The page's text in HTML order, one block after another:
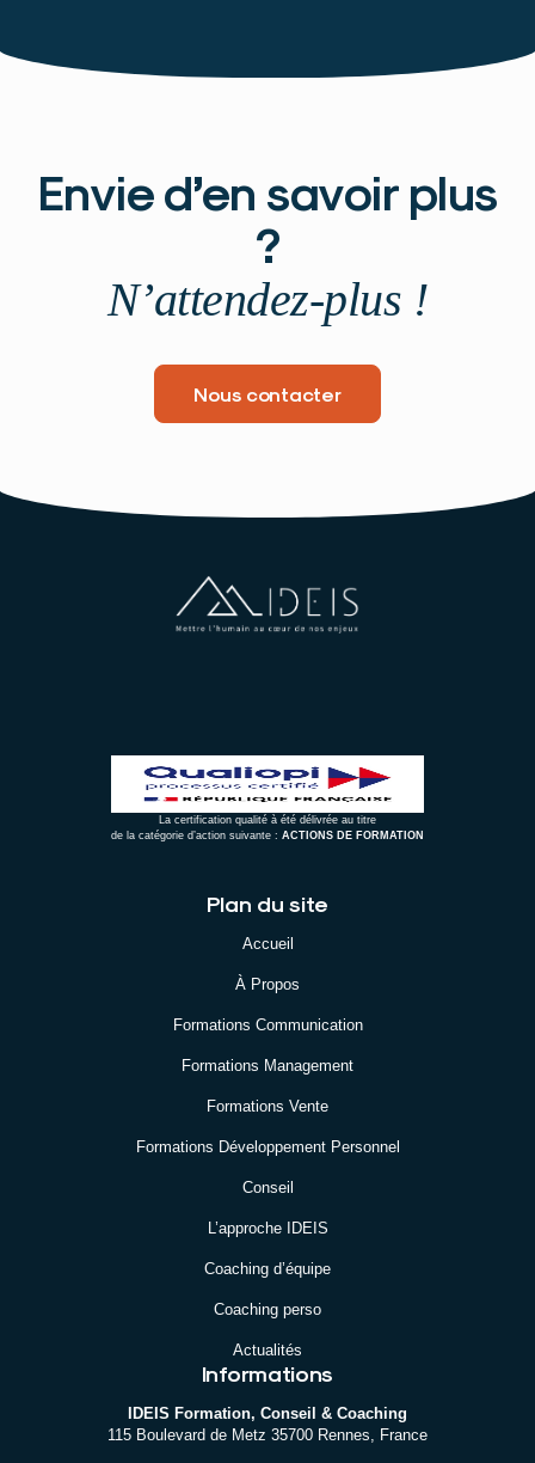
Envie d’en savoir plus
?
N’attendez-plus !
Nous contacter
La certification qualité à été délivrée au titre
de la catégorie d’action suivante : ACTIONS DE FORMATION
Plan du site
Accueil
À Propos
Formations Communication
Formations Management
Formations Vente
Formations Développement Personnel
Conseil
L’approche IDEIS
Coaching d’équipe
Coaching perso
Actualités
Informations
IDEIS Formation, Conseil & Coaching
115 Boulevard de Metz 35700 Rennes, France